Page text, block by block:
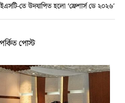
তে উদযাপিত হলো ‘ফ্রেশার্স ডে ২০২৬′
পোস্ট